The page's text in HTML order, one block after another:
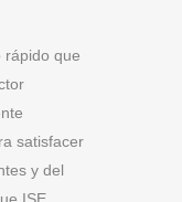
rápido que
satisfacer
y del
ISE